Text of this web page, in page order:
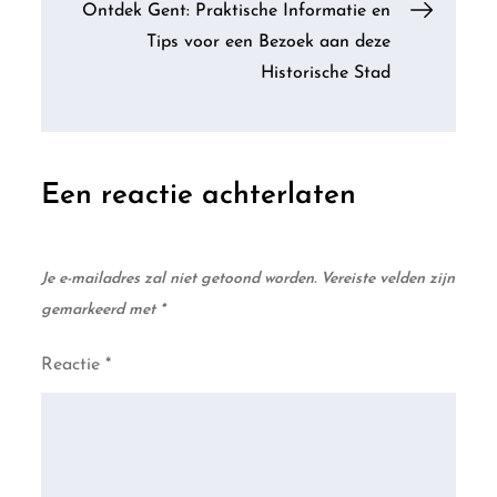
Ontdek Gent: Praktische Informatie en
Tips voor een Bezoek aan deze
Historische Stad
Een reactie achterlaten
Je e-mailadres zal niet getoond worden. Vereiste velden zijn
gemarkeerd met *
Reactie*